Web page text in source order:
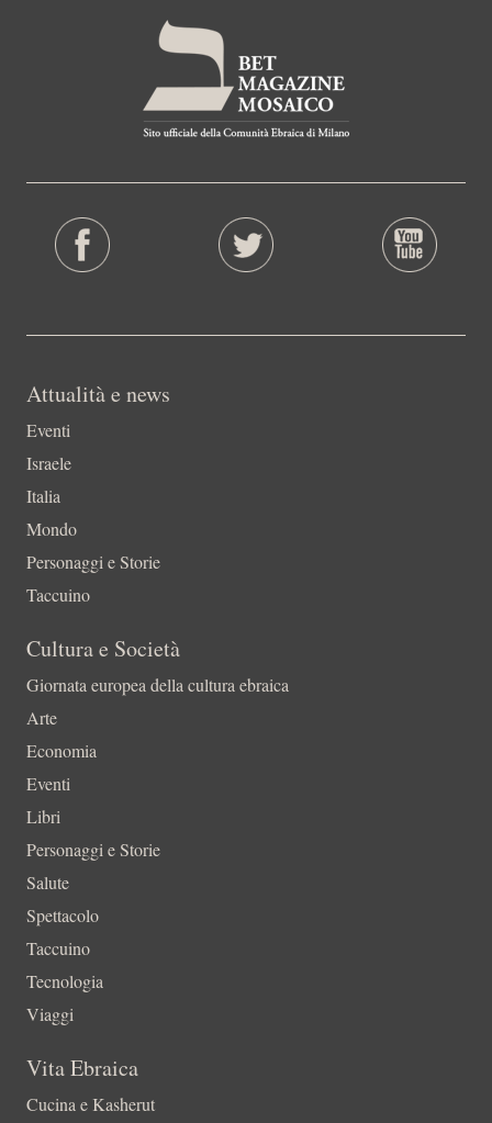
Attualità e news
Eventi
Israele
Italia
Mondo
Personaggi e Storie
Taccuino
Cultura e Società
Giornata europea della cultura ebraica
Arte
Economia
Eventi
Libri
Personaggi e Storie
Salute
Spettacolo
Taccuino
Tecnologia
Viaggi
Vita Ebraica
Cucina e Kasherut